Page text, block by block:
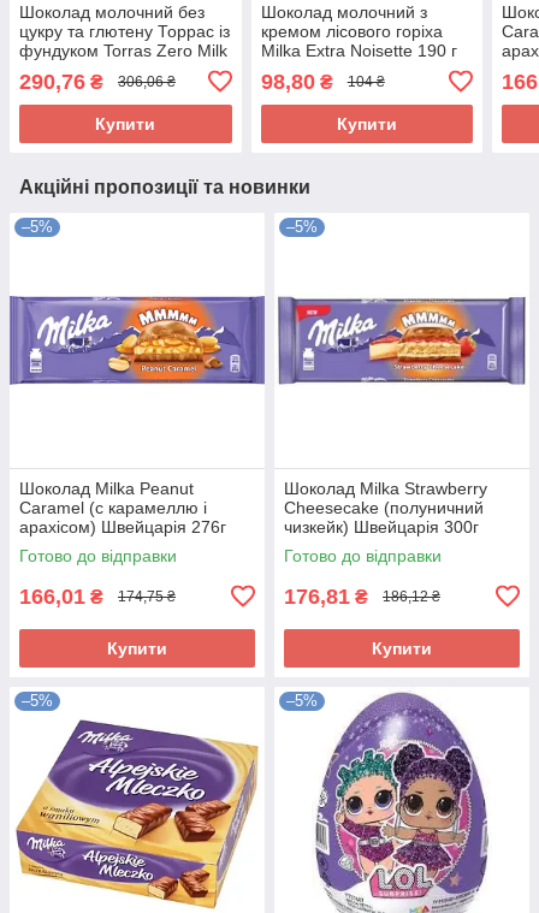
Шоколад молочний без
цукру та глютену Торрас із
фундуком Torras Zero Milk
290,76 ₴ 306,06 ₴
Купити
Шоколад молочний з
кремом лісового горіха
Milka Extra Noisette 190 г
98,80₴ 104 ₴
Купити
Акційні пропозиції та новинки
–5%
Шоколад Milka Peanut
Caramel (c карамеллю і
арахісом) Швейцарія 276г
Готово до відправки
166,01 ₴ 174,75 ₴
Купити
–5%
Шоколад Milka Strawberry
Cheesecake (полуничний
чизкейк) Швейцарія 300г
Готово до відправки
176,81 ₴ 186,12 ₴
Купити
–5% –5%